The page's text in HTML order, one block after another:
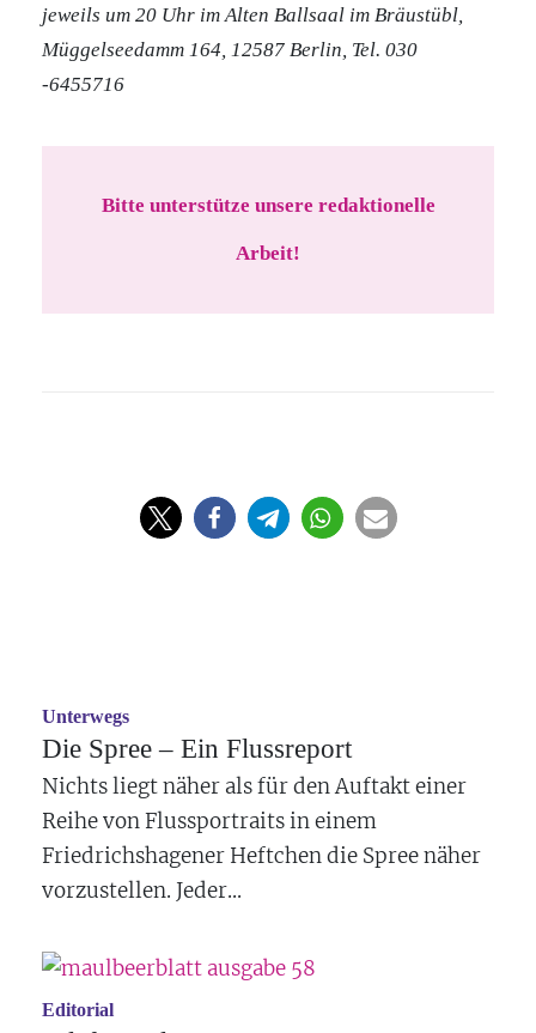
jeweils um 20 Uhr im Alten Ballsaal im Bräustübl,
Müggelseedamm 164, 12587 Berlin, Tel. 030
-6455716
Bitte unterstütze unsere redaktionelle
Arbeit!
Unterwegs
Die Spree – Ein Flussreport
Nichts liegt näher als für den Auftakt einer
Reihe von Flussportraits in einem
Friedrichshagener Heftchen die Spree näher
vorzustellen. Jeder...
Editorial